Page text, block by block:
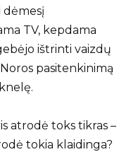
dėmesį
TV, kepdama
ištrinti vaizdų
pasitenkinimą
atrodė toks tikras –
tokia klaidinga?